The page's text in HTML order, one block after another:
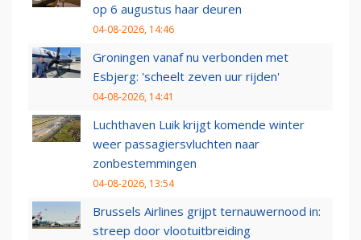
op 6 augustus haar deuren
04-08-2026, 14:46
Groningen vanaf nu verbonden met
Esbjerg: 'scheelt zeven uur rijden'
04-08-2026, 14:41
Luchthaven Luik krijgt komende winter
weer passagiersvluchten naar
zonbestemmingen
04-08-2026, 13:54
Brussels Airlines grijpt ternauwernood in:
streep door vlootuitbreiding